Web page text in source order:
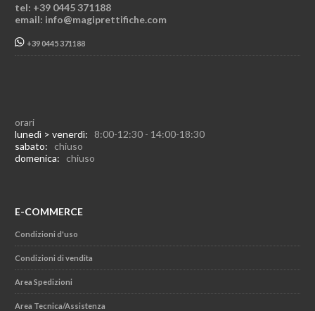
tel: +39 0445 371188
email: info@magiprettifiche.com
+39 0445 371188
orari
lunedì > venerdì: 8:00-12:30 - 14:00-18:30
sabato: chiuso
domenica: chiuso
E-COMMERCE
Condizioni d'uso
Condizioni di vendita
Area Spedizioni
Area Tecnica/Assistenza